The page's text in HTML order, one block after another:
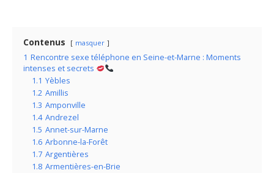
Contenus masquer
1 Rencontre sexe téléphone en Seine-et-Marne : Moments
intenses et secrets
1.1 Yèbles
1.2 Amillis
1.3 Amponville
1.4 Andrezel
1.5 Annet-sur-Marne
1.6 Arbonne-la-Forêt
1.7 Argentières
1.8 Armentières-en-Brie